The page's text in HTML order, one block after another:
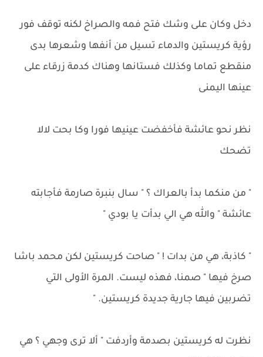
دخل وكان على وشك فتح فمه والصراخ لكنه توقف فور
رؤية كريستين والدماء تسيل من أنفها وشعرها بدى
منقطع تماما وكذلك فستانها وهناك كدمة زرقاء على
عينها اليمنى
نظر نحو عائشة فأخفضت عينيها فورا وكا بحت لالا
تضحك
" من منكما بدأ بالعراك ؟ " سال بنبرة صارمة فأجابته
عائشة " والله هي الي بدأت يا بودي "
" كاذبة، هي من بدات ! " صاحت كريستين لكن محمد باشا
صرخ فيها " صمنا، فهذه ليست. المرة الأولى التي
تضربين فيها جارية جديدة كريستين. "
نظرت له كريستين بصدمة وأردفت " ألا ترى وجهي ؟ هي